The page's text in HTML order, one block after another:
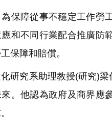
保障從事不穩定工作勞
和不同行業配合推廣防
保障和賠償。
研究系助理教授(研究)梁
。他認為政府及商界應